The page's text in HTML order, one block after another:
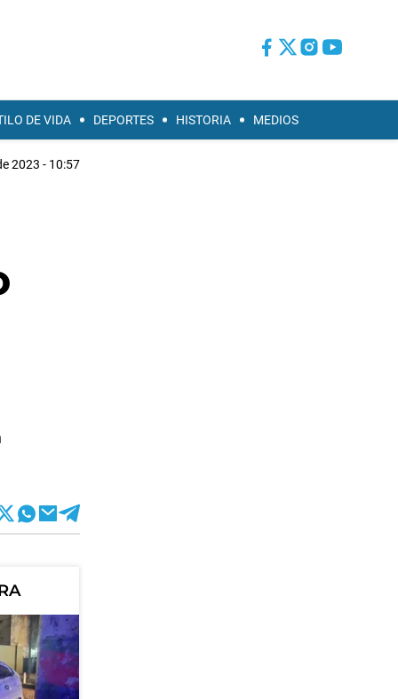
DE VIDA DEPORTES HISTORIA MEDIOS
2023 - 10:57